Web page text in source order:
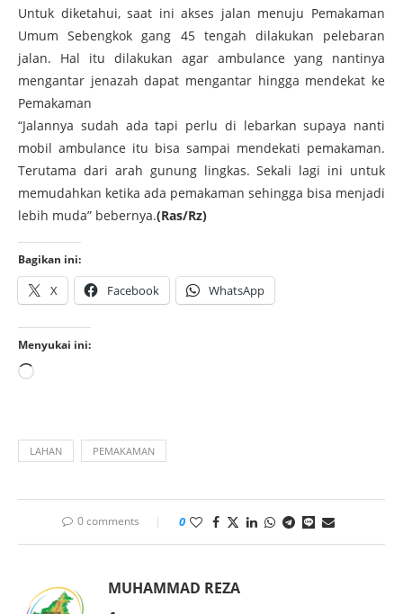
Untuk diketahui, saat ini akses jalan menuju Pemakaman
Umum Sebengkok gang 45 tengah dilakukan pelebaran
jalan. Hal itu dilakukan agar ambulance yang nantinya
mengantar jenazah dapat mengantar hingga mendekat ke
Pemakaman
“Jalannya sudah ada tapi perlu di lebarkan supaya nanti
mobil ambulance itu bisa sampai mendekati pemakaman.
Terutama dari arah gunung lingkas. Sekali lagi ini untuk
memudahkan ketika ada pemakaman sehingga bisa menjadi
lebih muda” bebernya.(Ras/Rz)
Bagikan ini:
X Facebook WhatsApp
Menyukai ini:
LAHAN PEMAKAMAN
0 comments 0
MUHAMMAD REZA